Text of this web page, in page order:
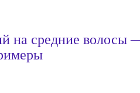
на средние волосы